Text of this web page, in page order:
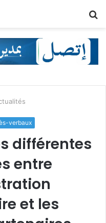
verbaux
différentes
entre
et les